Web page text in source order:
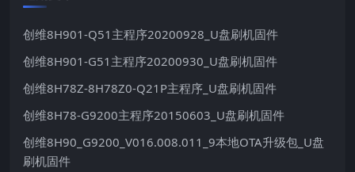
创维8H901-Q51主程序20200928_U盘刷机固件
创维8H901-G51主程序20200930_U盘刷机固件
创维8H78Z-8H78Z0-Q21P主程序_U盘刷机固件
创维8H78-G9200主程序20150603_U盘刷机固件
创维8H90_G9200_V016.008.011_9本地OTA升级包_U盘
刷机固件